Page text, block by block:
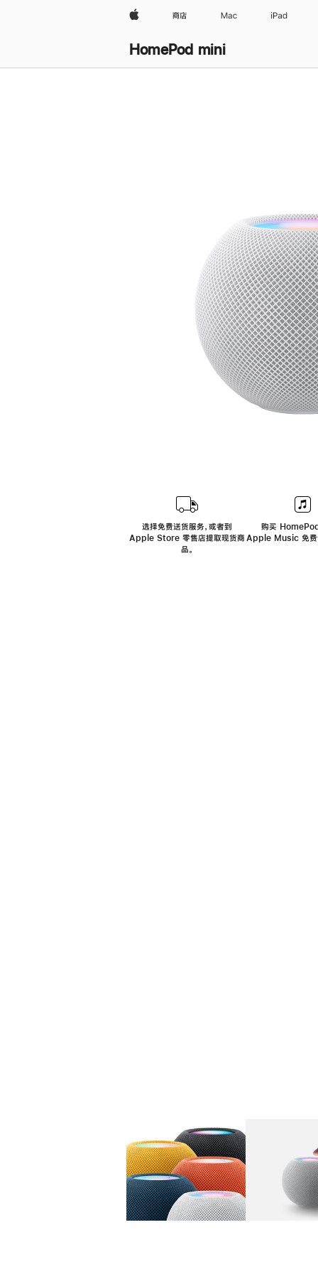
Apple 商店 Mac iPad
HomePod mini
选择免费送货服务，或者到
Apple Store 零售店提取现货商
品。
购买
Apple Music 免费
图库 图像 1